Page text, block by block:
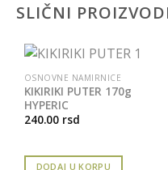
SLIČNI
OSNOVNE NAMIRNICE
KIKIRIKI PUTER 170g
HYPERIC
240.00 rsd
DODAJ U KORPU